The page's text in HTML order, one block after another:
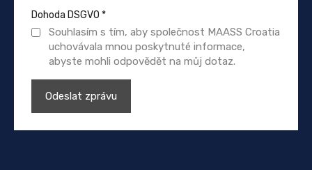
Dohoda DSGVO *
Souhlasím s tím, aby společnost MAASS Croatia
uchovávala mnou poskytnuté informace,
abyste mohli odpovědět na můj dotaz.